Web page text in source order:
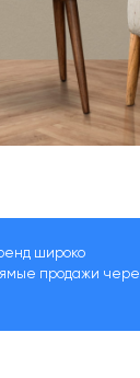
широко
продажи